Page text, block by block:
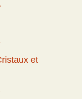
et